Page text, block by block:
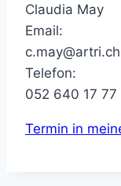
Claudia May
Email:
c.may@artri.ch
Telefon:
052 640 17 77
Termin in